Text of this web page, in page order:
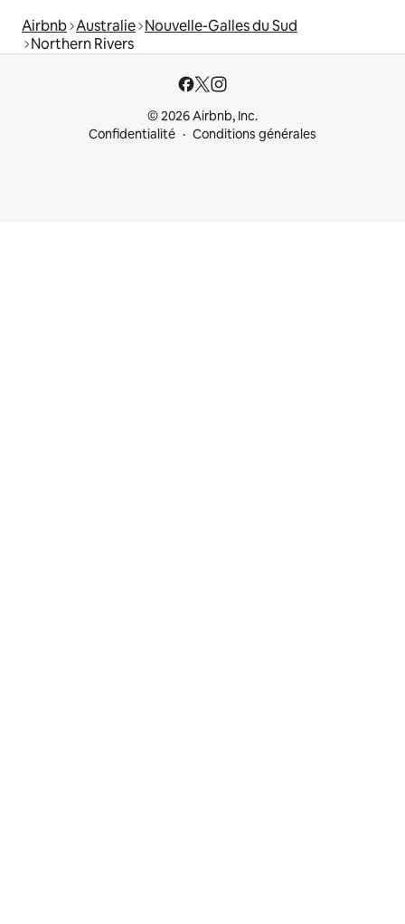
Airbnb Australie Nouvelle-Galles du Sud
Northern Rivers
© 2026 Airbnb, Inc.
Confidentialité
Conditions générales